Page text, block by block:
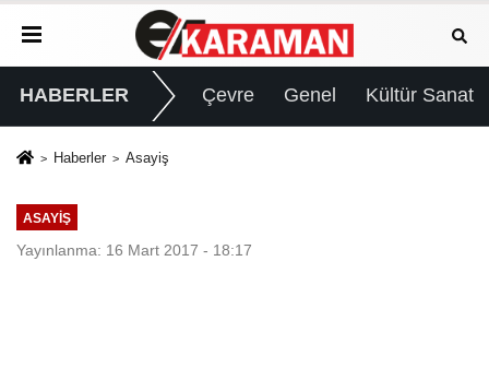
HABERLER Çevre Genel Kültür Sanat
Haberler Asayiş
ASAYIŞ
Yayınlanma: 16 Mart 2017 - 18:17